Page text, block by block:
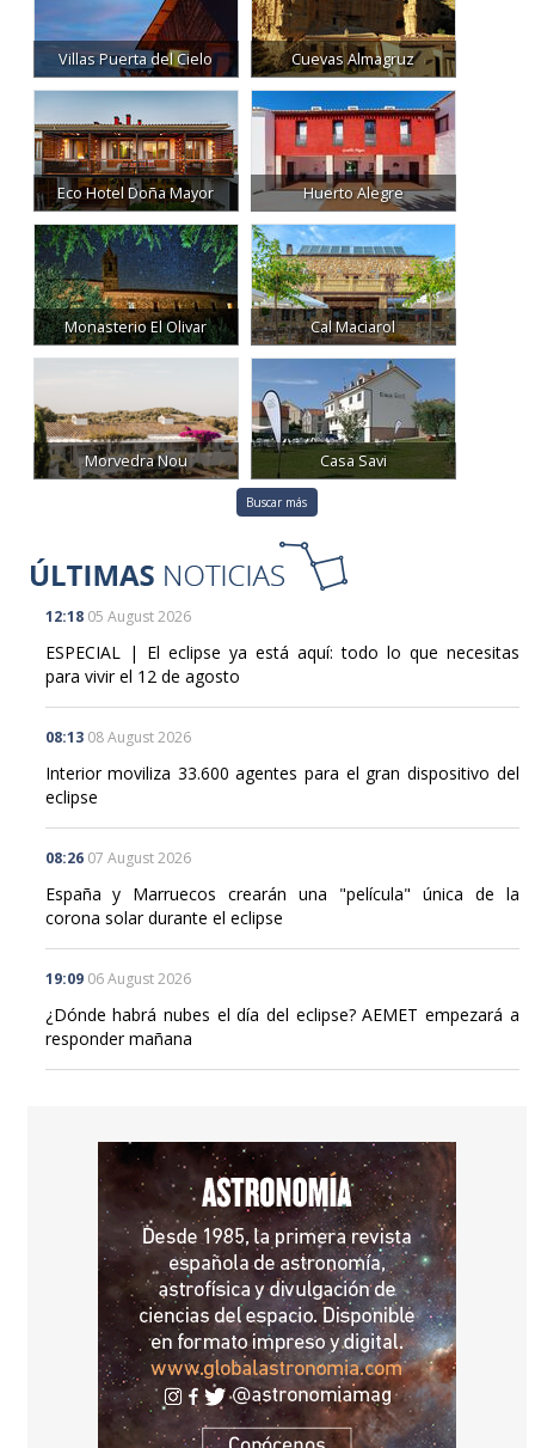
Villas Puerta del Cielo Cuevas Almagruz
Eco Hotel Doña Mayor Huerto Alegre
Monasterio El Olivar Cal Maciarol
Morvedra Nou Casa Savi
Buscar más
12:18 05 August 2026
ESPECIAL | El eclipse ya está aquí: todo lo que necesitas
para vivir el 12 de agosto
08:13 08 August 2026
Interior moviliza 33.600 agentes para el gran dispositivo del
eclipse
08:26 07 August 2026
España y Marruecos crearán una "película" única de la
corona solar durante el eclipse
19:09 06 August 2026
¿Dónde habrá nubes el día del eclipse? AEMET empezará a
responder mañana